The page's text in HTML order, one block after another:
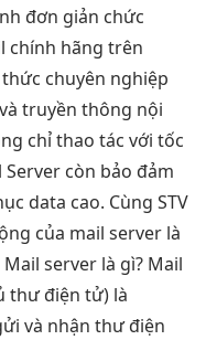
đơn giản chức
chính hãng trên
chuyên nghiệp
truyền thông nội
chỉ thao tác với tốc
còn bảo đảm
data cao. Cùng STV
của mail server là
server là gì? Mail
thư điện tử) là
và nhận thư điện